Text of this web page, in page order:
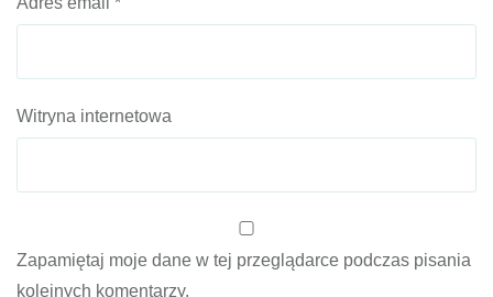
Witryna internetowa
Zapamiętaj moje dane w tej przeglądarce podczas pisania
kolejnych komentarzy.